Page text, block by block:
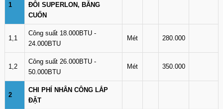
1
ĐÔI SUPERLON, BĂNG
CUỐN
1,1
Công suất 18.000BTU -
24.000BTU
Mét 280.000
1,2
Công suất 26.000BTU -
50.000BTU
Mét 350.000
2
CHI PHÍ NHÂN CÔNG LẮP
ĐẶT